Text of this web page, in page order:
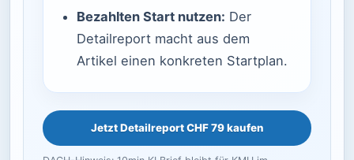
Bezahlten Start nutzen: Der
Detailreport macht aus dem
Artikel einen konkreten Startplan.
Jetzt Detailreport CHF 79 kaufen